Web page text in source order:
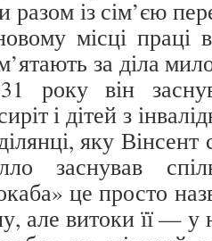
із сім’єю
місці праці
за діла
року він
і дітей з
яку
заснував
це просто
але витоки її — у